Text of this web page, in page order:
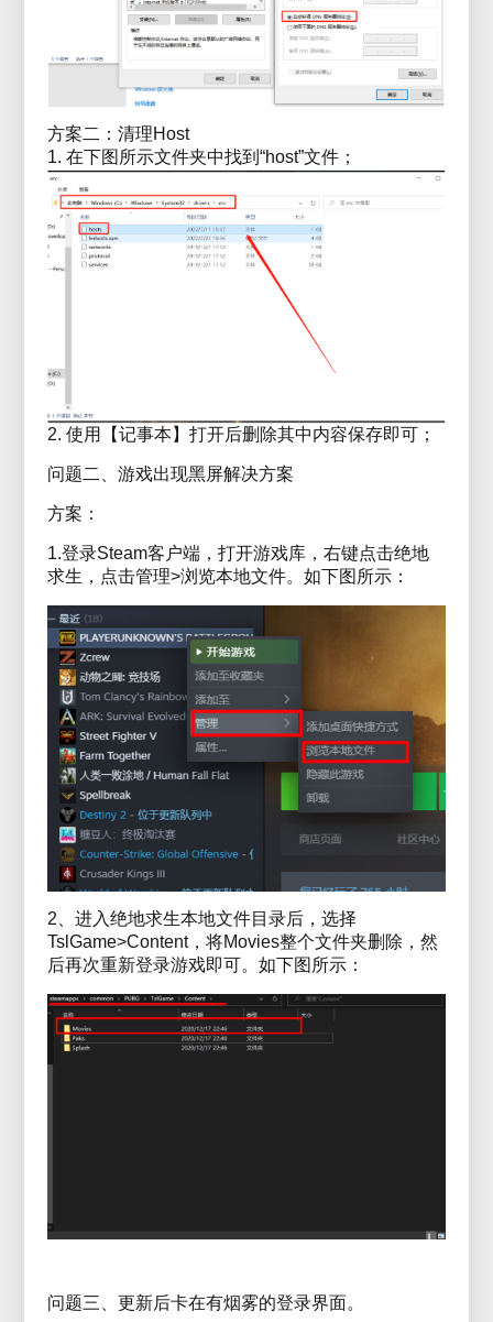
方案二：清理Host
1. 在下图所示文件夹中找到“host”文件；
2. 使用【记事本】打开后删除其中内容保存即可；
问题二、游戏出现黑屏解决方案
方案：
1.登录Steam客户端，打开游戏库，右键点击绝地
求生，点击管理>浏览本地文件。如下图所示：
2、进入绝地求生本地文件目录后，选择
TslGame>Content，将Movies整个文件夹删除，然
后再次重新登录游戏即可。如下图所示：
问题三、更新后卡在有烟雾的登录界面。